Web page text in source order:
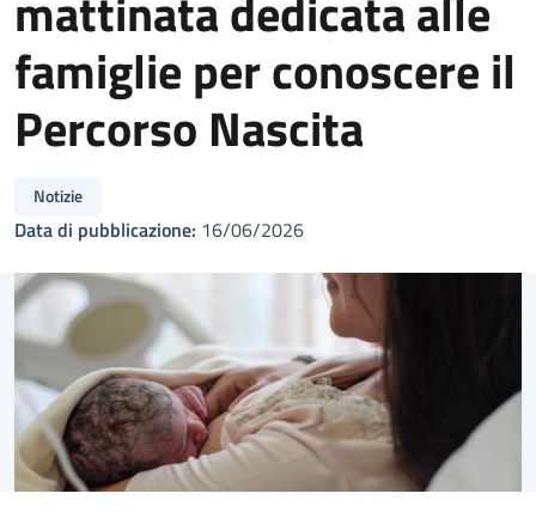
famiglie per conoscere il
Percorso Nascita
Notizie
Data di pubblicazione: 16/06/2026